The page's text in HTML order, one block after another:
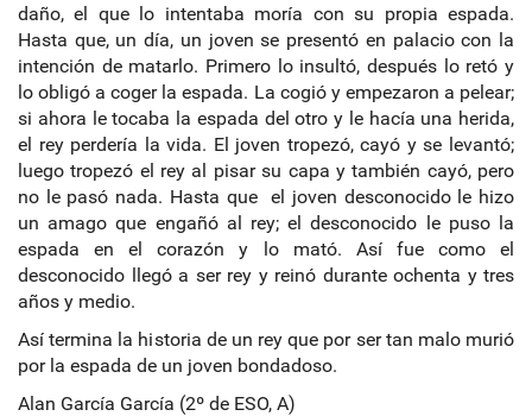
daño, el que lo intentaba moría con su propia espada.
Hasta que, un día, un joven se presentó en palacio con la
intención de matarlo. Primero lo insultó, después lo retó y
lo obligó a coger la espada. La cogió y empezaron a pelear;
si ahora le tocaba la espada del otro y le hacía una herida,
el rey perdería la vida. El joven tropezó, cayó y se levantó;
luego tropezó el rey al pisar su capa y también cayó, pero
no le pasó nada. Hasta que el joven desconocido le hizo
un amago que engañó al rey; el desconocido le puso la
espada en el corazón y lo mató. Así fue como el
desconocido llegó a ser rey y reinó durante ochenta y tres
años y medio.
Así termina la historia de un rey que por ser tan malo murió
por la espada de un joven bondadoso.
Alan García García (2º de ESO, A)